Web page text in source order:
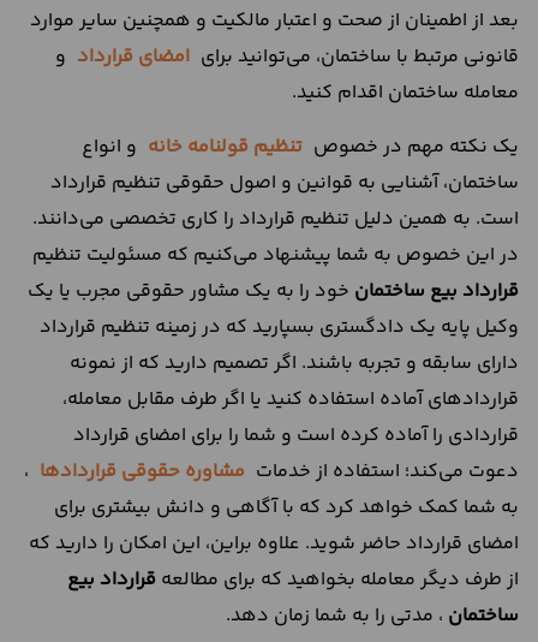
بعد از اطمینان از صحت و اعتبار مالکیت و همچنین سایر موارد
قانونی مرتبط با ساختمان، می‌توانید برای امضای قرارداد و
معامله ساختمان اقدام کنید.
یک نکته مهم در خصوص تنظیم قولنامه خانه و انواع
ساختمان، آشنایی به قوانین و اصول حقوقی تنظیم قرارداد
است. به همین دلیل تنظیم قرارداد را کاری تخصصی می‌دانند.
در این خصوص به شما پیشنهاد می‌کنیم که مسئولیت تنظیم
قرارداد بیع ساختمان خود را به یک مشاور حقوقی مجرب یا یک
وکیل پایه یک دادگستری بسپارید که در زمینه تنظیم قرارداد
دارای سابقه و تجربه باشند. اگر تصمیم دارید که از نمونه
قراردادهای آماده استفاده کنید یا اگر طرف مقابل معامله،
قراردادی را آماده کرده است و شما را برای امضای قرارداد
دعوت می‌کند؛ استفاده از خدمات مشاوره حقوقی قراردادها ،
به شما کمک خواهد کرد که با آگاهی و دانش بیشتری برای
امضای قرارداد حاضر شوید. علاوه براین، این امکان را دارید که
از طرف دیگر معامله بخواهید که برای مطالعه قرارداد بیع
ساختمان ، مدتی را به شما زمان دهد.